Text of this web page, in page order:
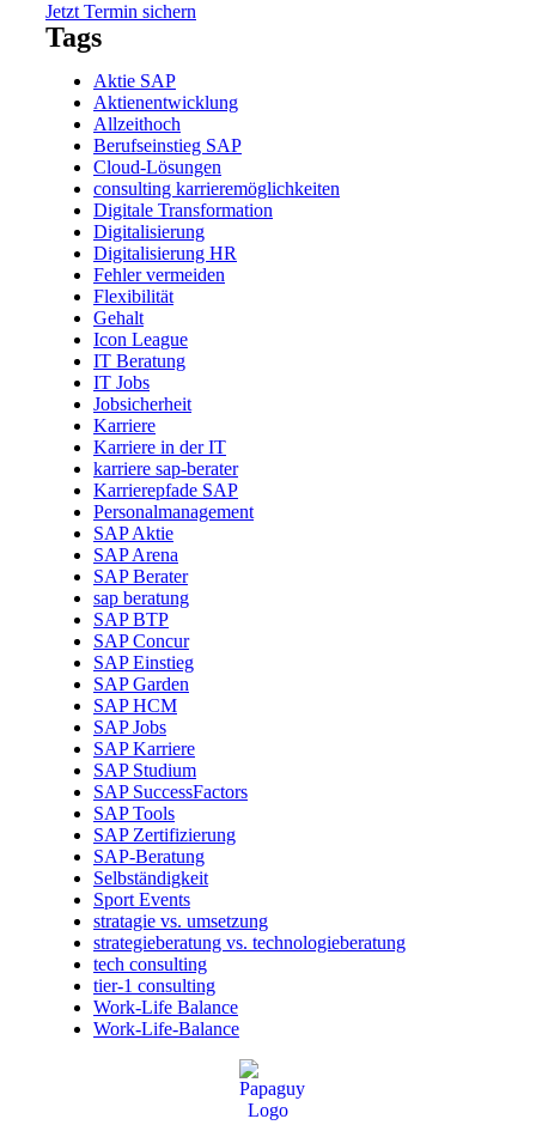
Jetzt Termin sichern
Tags
Aktie SAP
Aktienentwicklung
Allzeithoch
Berufseinstieg SAP
Cloud-Lösungen
consulting karrieremöglichkeiten
Digitale Transformation
Digitalisierung
Digitalisierung HR
Fehler vermeiden
Flexibilität
Gehalt
Icon League
IT Beratung
IT Jobs
Jobsicherheit
Karriere
Karriere in der IT
karriere sap-berater
Karrierepfade SAP
Personalmanagement
SAP Aktie
SAP Arena
SAP Berater
sap beratung
SAP BTP
SAP Concur
SAP Einstieg
SAP Garden
SAP HCM
SAP Jobs
SAP Karriere
SAP Studium
SAP SuccessFactors
SAP Tools
SAP Zertifizierung
SAP-Beratung
Selbständigkeit
Sport Events
stratagie vs. umsetzung
strategieberatung vs. technologieberatung
tech consulting
tier-1 consulting
Work-Life Balance
Work-Life-Balance